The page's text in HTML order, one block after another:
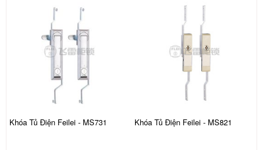
Khóa Tủ Điện Feilei - MS731 Khóa Tủ Điện Feilei - MS821